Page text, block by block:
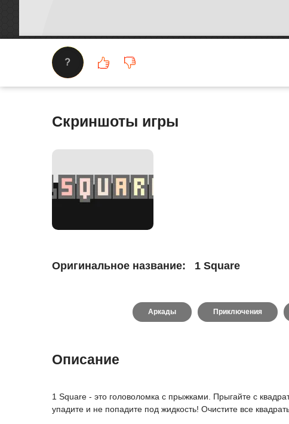
?
Скриншоты игры
Оригинальное название: 1 Square
Аркады Приключения
Описание
1 Square - это головоломка с прыжками. Прыгайте с
упадите и не попадите под жидкость! Очистите все